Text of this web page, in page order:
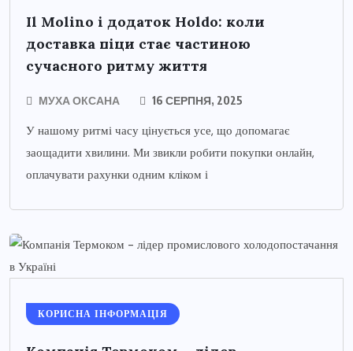
Il Molino і додаток Holdo: коли
доставка піци стає частиною
сучасного ритму життя
МУХА ОКСАНА 16 СЕРПНЯ, 2025
У нашому ритмі часу цінується усе, що допомагає
заощадити хвилини. Ми звикли робити покупки онлайн,
оплачувати рахунки одним кліком і
КОРИСНА ІНФОРМАЦІЯ